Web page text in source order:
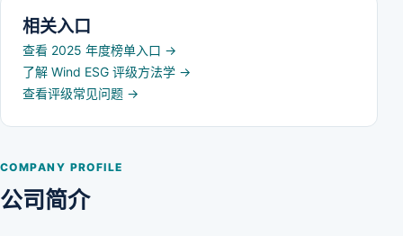
COMPANY PROFILE
公司简介
相关入口
查看 2025 年度榜单入口 →
了解 Wind ESG 评级方法学 →
查看评级常见问题 →